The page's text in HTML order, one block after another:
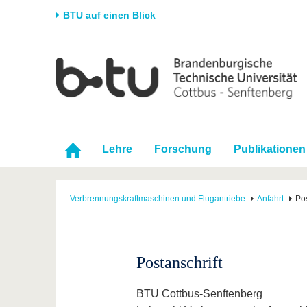
BTU auf einen Blick
Universität
Karriere & Engagement
Partnerschaften &
Strukturwandel
Forschung
Förderung
Wissenschaftlicher
Nachwuchs
Im
Lehre Forschung Publikationen
Verbrennungskraftmaschinen und Flugantriebe Anfahrt
Postanschrift
BTU Cottbus-Senftenberg